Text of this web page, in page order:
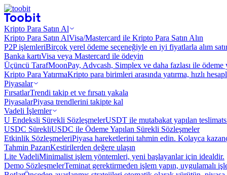
Kripto Para Satın Al
Kripto Para Satın AlVisa/Mastercard ile Kripto Para Satın Alın
P2P işlemleriBirçok yerel ödeme seçeneğiyle en iyi fiyatlarla alım
Banka kartıVisa veya Mastercard ile ödeyin
Üçüncü TarafMoonPay, Advcash, Simplex ve daha fazlası ile ödeme
Kripto Para YatırmaKripto para birimleri arasında yatırma, hızlı
Piyasalar
FırsatlarTrendi takip et ve fırsatı yakala
PiyasalarPiyasa trendlerini takipte kal
Vadeli İşlemler
U Endeksli Sürekli SözleşmelerUSDT ile mutabakat yapılan
USDC SürekliUSDC ile Ödeme Yapılan Sürekli Sözleşmeler
Etkinlik SözleşmeleriPiyasa hareketlerini tahmin edin. Kolayca
Tahmin PazarıKestirilerden değere ulaşın
Lite VadeliMinimalist işlem yöntemleri, yeni başlayanlar için idealdir.
Demo SözleşmelerTeminat gerektirmeden işlem yapın, uygulamalı